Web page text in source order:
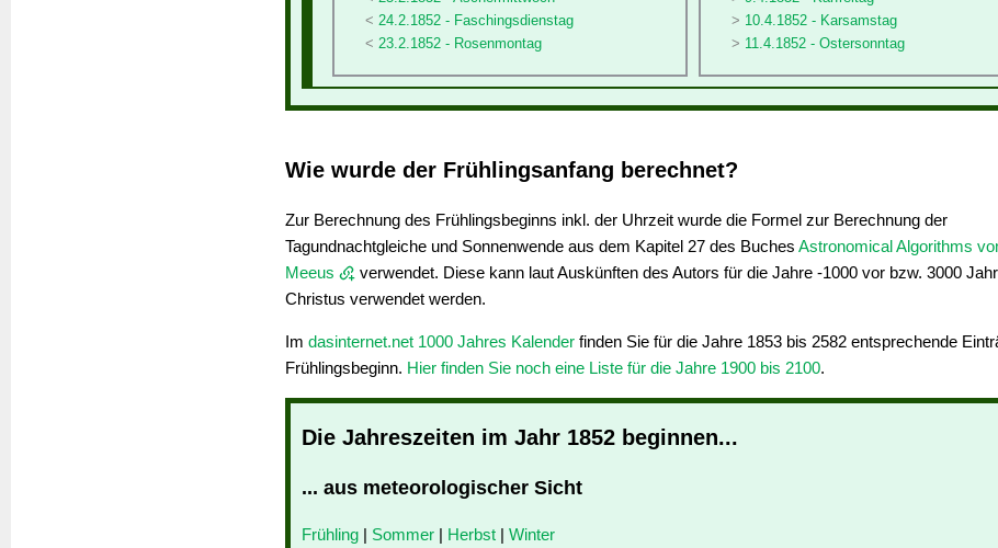
24.2.1852 - Faschingsdienstag
23.2.1852 - Rosenmontag
10.4.1852 - Karsamstag
11.4.1852 - Ostersonntag
Wie wurde der Frühlingsanfang berechnet?
Zur Berechnung des Frühlingsbeginns inkl. der Uhrzeit wurde die Formel zur Berechnung der
Tagundnachtgleiche und Sonnenwende aus dem Kapitel 27 des Buches Astronomical Algorithms
Meeus
verwendet. Diese kann laut Auskünften des Autors für die Jahre -1000 vor bzw. 3000
Christus verwendet werden.
Im dasinternet.net 1000 Jahres Kalender finden Sie für die Jahre 1853 bis 2582 entsprechende
Frühlingsbeginn. Hier finden Sie noch eine Liste für die Jahre 1900 bis 2100.
Die Jahreszeiten im Jahr 1852 beginnen...
... aus meteorologischer Sicht
Frühling | Sommer | Herbst | Winter